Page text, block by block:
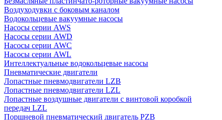
Воздуходувки с боковым каналом
Водокольцевые вакуумные насосы
Насосы серии AWS
Насосы серии AWD
Насосы серии AWC
Насосы серии AWL
Интеллектуальные водокольцевые насосы
Пневматические двигатели
Лопастные пневмодвигатели LZB
Лопастные пневмодвигатели LZL
Лопастные воздушные двигатели с винтовой коробкой
передач LZL
Поршневой пневматический двигатель PZB